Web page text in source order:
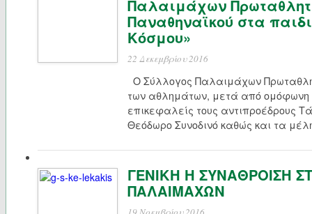
Παλαιμάχων
Παναθηναϊκού στα
Κόσμου»
22 Δεκεμβρίου 2016
Ο Σύλλογος Παλαιμάχων
των αθλημάτων, μετά από
επικεφαλείς τους αντιπροέδρους
Θεόδωρο Συνοδινό καθώς και τα
ΓΕΝΙΚΗ Η ΣΥΝΑΘΡΟΙΣΗ
ΠΑΛΑΙΜΑΧΩΝ